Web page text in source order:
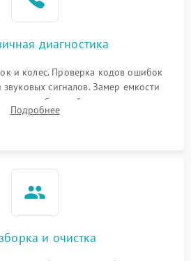
диагностика
и колес. Проверка кодов ошибок
сигналов. Замер емкости
базовой станции зарядки.
бампера и датчиков падения для
Подробнее
и очистка